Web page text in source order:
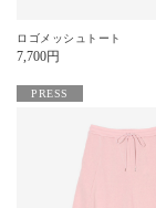
ロゴメッシュトート
7,700円
PRESS